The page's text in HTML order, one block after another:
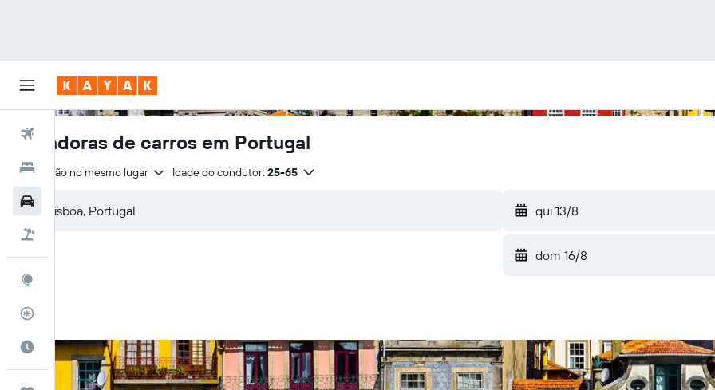
Voos
Hotéis
Quando ir
Locadoras de carros em Portugal
Devolução no mesmo lugar Idade do condutor: 25-65
qui 13/8
dom 16/8